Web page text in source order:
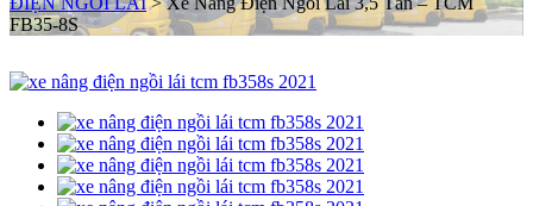
FB35-8S